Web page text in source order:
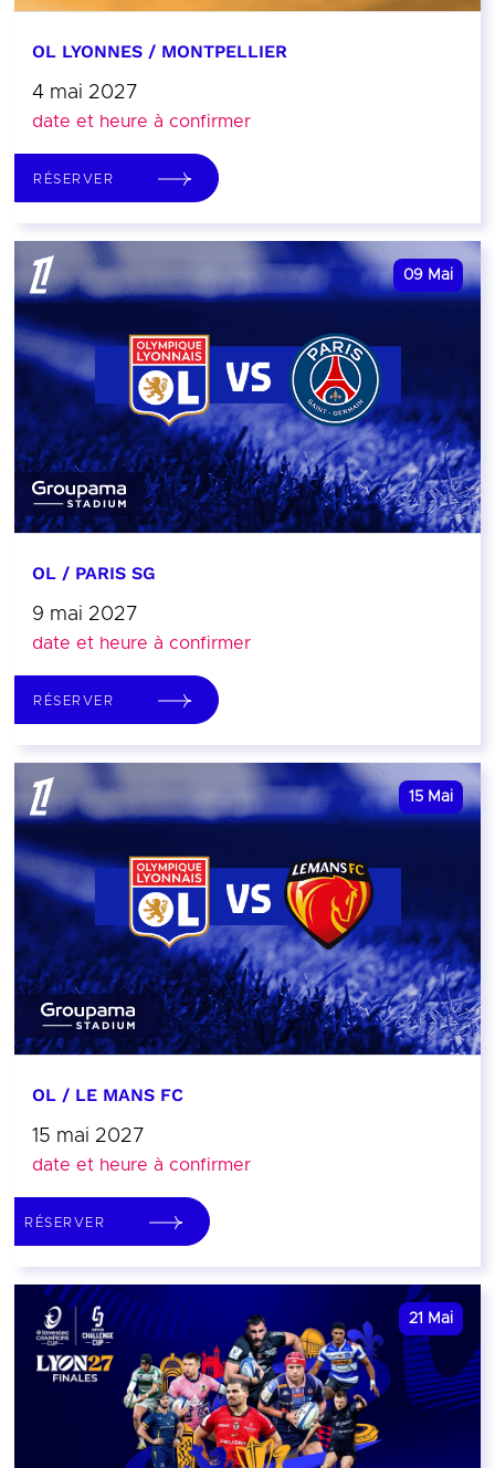
OL LYONNES / MONTPELLIER
4 mai 2027
date et heure à confirmer
RÉSERVER
09 Mai
OL / PARIS SG
9 mai 2027
date et heure à confirmer
RÉSERVER
15 Mai
OL / LE MANS FC
15 mai 2027
date et heure à confirmer
RÉSERVER
21 Mai